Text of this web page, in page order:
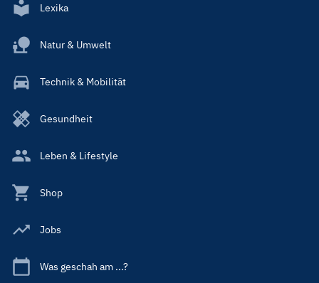
Lexika
Natur & Umwelt
Technik & Mobilität
Gesundheit
Leben & Lifestyle
Shop
Jobs
Was geschah am ...?